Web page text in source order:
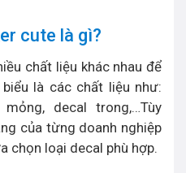
cute là gì?
chất liệu khác nhau để
là các chất liệu như:
decal trong,…Tùy
của từng doanh nghiệp
chọn loại decal phù hợp.